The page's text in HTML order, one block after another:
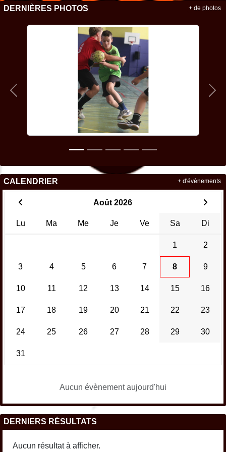
DERNIÈRES PHOTOS
Précedent
+ de photos
CALENDRIER
Août 2026
Lu Ma Me Je Ve Sa Di
1 2
3 4 5 6 7 8 9
10 11 12 13 14 15 16
17 18 19 20 21 22 23
24 25 26 27 28 29 30
31
Aucun évènement aujourd'hui
+ d'évènements
DERNIERS RÉSULTATS
Aucun résultat à afficher.